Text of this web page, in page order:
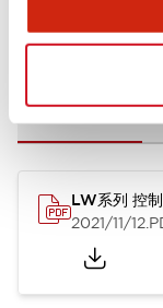
文件和檔案
型錄和宣傳手冊
LW系列 控
2021/11/12